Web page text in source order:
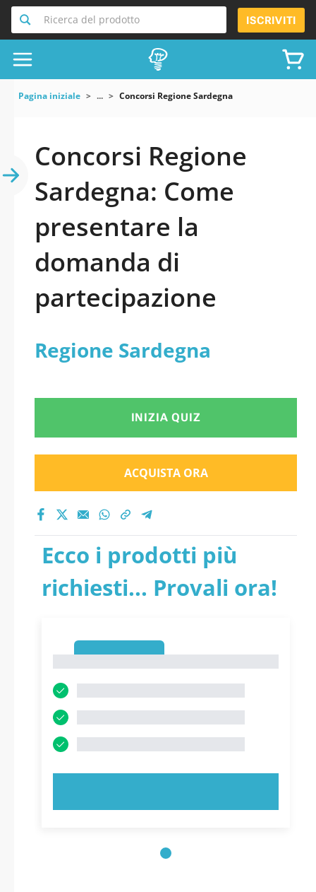
Ricerca del prodotto ISCRIVITI
Pagina iniziale ... Concorsi Regione Sardegna
Concorsi Regione
Sardegna: Come
presentare la
domanda di
partecipazione
Regione Sardegna
INIZIA QUIZ
ACQUISTA ORA
Ecco i prodotti più
richiesti... Provali ora!